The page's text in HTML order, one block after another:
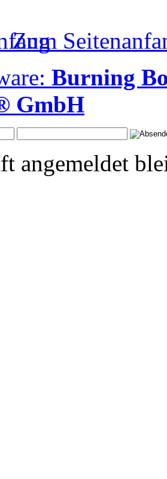
Zum
Burning
GmbH
angemeldet